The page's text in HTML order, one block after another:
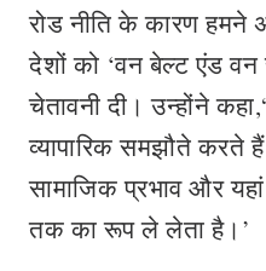
रोड नीति के कारण हमने
देशों को ‘वन बेल्ट एंड वन
चेतावनी दी। उन्होंने
व्यापारिक समझौते करते
सामाजिक प्रभाव और
तक का रूप ले लेता है।’